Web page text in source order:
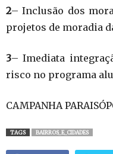
2– Inclusão dos
projetos de moradia
3– Imediata
risco no programa
CAMPANHA
TAGS BAIRROS_E_CIDADES